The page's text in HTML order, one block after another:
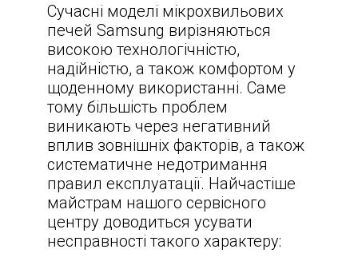
Сучасні моделі мікрохвильових
печей Samsung вирізняються
високою технологічністю,
надійністю, а також комфортом у
щоденному використанні. Саме
тому більшість проблем
виникають через негативний
вплив зовнішніх факторів, а також
систематичне недотримання
правил експлуатації. Найчастіше
майстрам нашого сервісного
центру доводиться усувати
несправності такого характеру: